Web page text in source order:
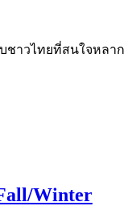
ชาวไทยที่สนใจหลาก
Winter